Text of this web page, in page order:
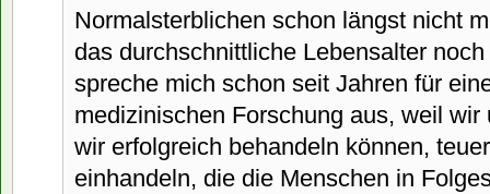
Normalsterblichen schon längst nicht
das durchschnittliche Lebensalter
spreche mich schon seit Jahren für
medizinischen Forschung aus, weil
wir erfolgreich behandeln können,
einhandeln, die die Menschen in